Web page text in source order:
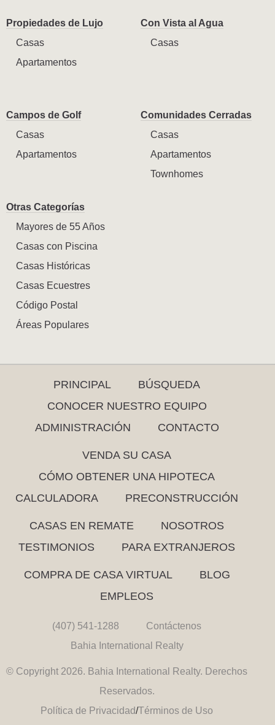
Propiedades de Lujo
Casas
Apartamentos
Con Vista al Agua
Casas
Campos de Golf
Casas
Apartamentos
Comunidades Cerradas
Casas
Apartamentos
Townhomes
Otras Categorías
Mayores de 55 Años
Casas con Piscina
Casas Históricas
Casas Ecuestres
Código Postal
Áreas Populares
PRINCIPAL
BÚSQUEDA
CONOCER NUESTRO EQUIPO
ADMINISTRACIÓN
CONTACTO
VENDA SU CASA
CÓMO OBTENER UNA HIPOTECA
CALCULADORA
PRECONSTRUCCIÓN
CASAS EN REMATE
NOSOTROS
TESTIMONIOS
PARA EXTRANJEROS
COMPRA DE CASA VIRTUAL
BLOG
EMPLEOS
(407) 541-1288
Contáctenos
Bahia International Realty
© Copyright 2026. Bahia International Realty. Derechos
Reservados.
Política de Privacidad/Términos de Uso